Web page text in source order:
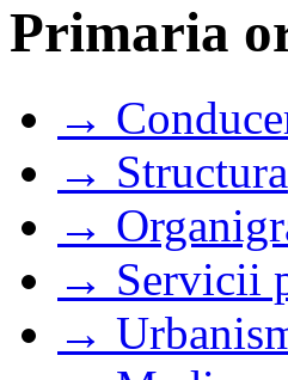
Primaria
→
→ Structura
→
→ Servicii
→